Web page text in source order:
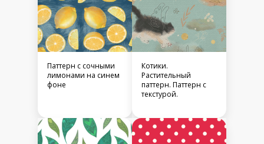
Паттерн с сочными
лимонами на синем
фоне
Котики.
Растительный
паттерн. Паттерн с
текстурой.